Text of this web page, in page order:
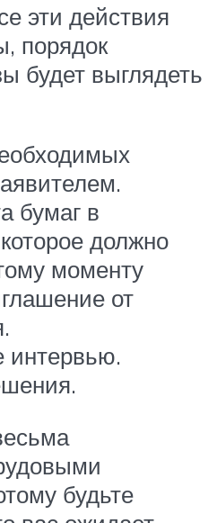
эти действия
порядок
будет выглядеть
бумаг в
должно
моменту
от
интервью.
будьте